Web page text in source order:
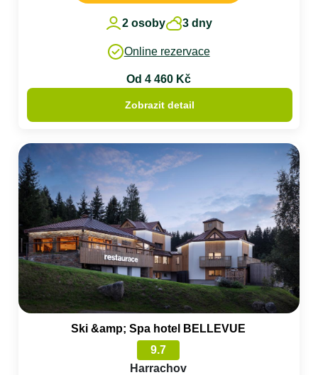
2 osoby 3 dny
Online rezervace
Od 4 460 Kč
Zobrazit detail
Ski &amp; Spa hotel BELLEVUE
9.7
Harrachov